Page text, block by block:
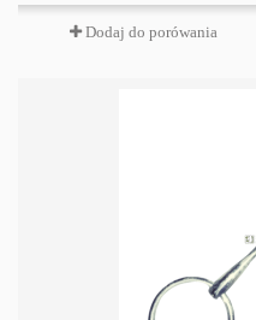
Dodaj do porówania